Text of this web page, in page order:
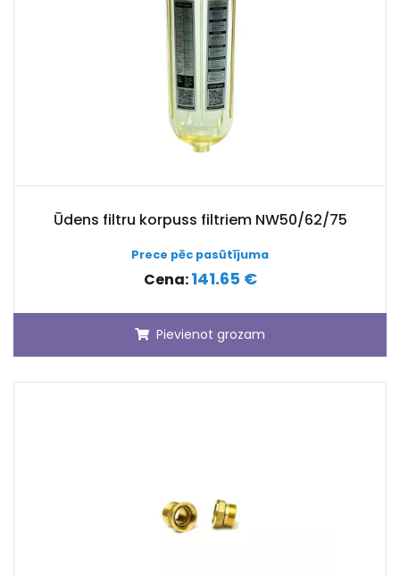
Ūdens filtru korpuss filtriem NW50/62/75
Prece pēc pasūtījuma
Cena:141.65 €
Pievienot grozam